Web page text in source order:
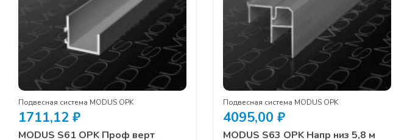
Подвесная система MODUS OPK
1711,12 ₽
MODUS S61 OPK Проф верт
Подвесная система MODUS OPK
4095,00 ₽
MODUS S63 OPK Напр низ 5,8 м